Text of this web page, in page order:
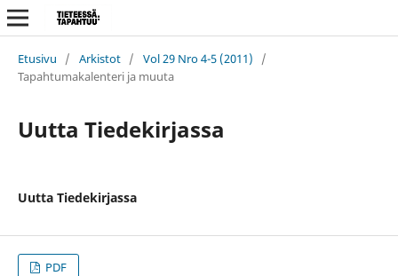
Etusivu / Arkistot / Vol 29 Nro 4-5 (2011)
/
Tapahtumakalenteri ja muuta
Uutta Tiedekirjassa
Uutta Tiedekirjassa
PDF